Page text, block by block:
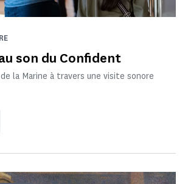
son du Confident
la Marine à travers une visite sonore